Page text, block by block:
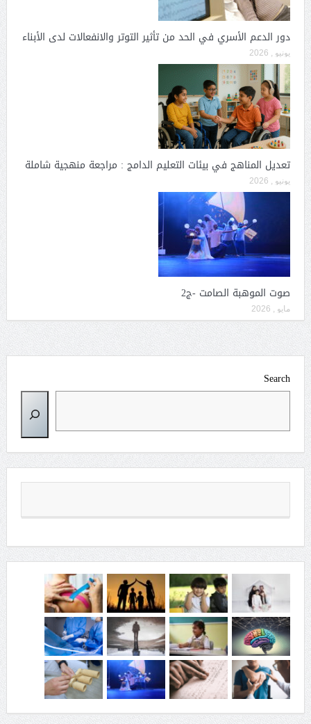
دور الدعم الأسري في الحد من تأثير التوتر والانفعالات لدى الأبناء
يونيو , 2026
تعديل المناهج في بيئات التعليم الدامج : مراجعة منهجية شاملة
يونيو , 2026
صوت الموهبة الصامت -ج2
مايو , 2026
Search